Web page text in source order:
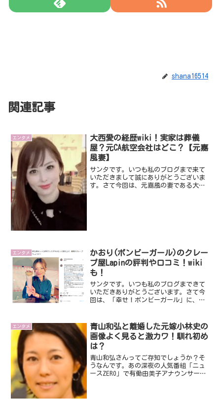
shana16514
関連記事
エンタメ
大西愛の経歴wiki！実家は葬儀
屋？元CA航空会社はどこ？【元嘉
風妻】
サンタです。いつも私のブログまで来て
いただきまして誠にありがとうございま
す。さて今回は、元嘉風の妻である大西
エンタメ
かおり(ボンビーガール)のクレー
プ屋Lapinの評判や口コミ！wiki
も！
サンタです。いつも私のブログまできて
いただきありがとうございます。さて今
回は、「幸せ！ボンビーガール」に、ク
んについてみていきたいと思います。５
００万と言う大金をもって...
エンタメ
青山和弘と離婚した元嫁小林史の
画像よく見ると激カワ！馴れ初め
は？
青山和弘さんってご存知でしょうか？そ
うなんです。あの深夜の人気番組「ニュ
ースZERO」で有働由美子アナウンサーと